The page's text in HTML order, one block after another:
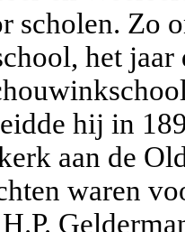
scholen. Zo
het
hij in
aan de
waren